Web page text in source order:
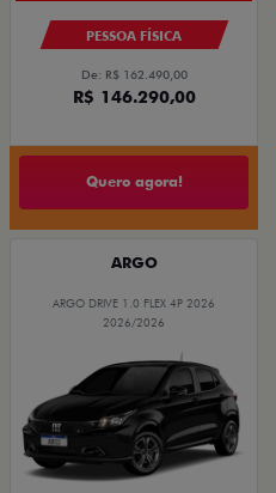
PESSOA FÍSICA
De: R$ 162.490,00
R$ 146.290,00
Quero agora!
ARGO
ARGO DRIVE 1.0 FLEX 4P 2026
2026/2026